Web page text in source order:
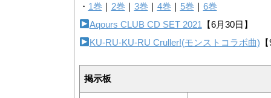
・ 1巻 ｜ 2巻 ｜ 3巻 ｜ 4巻 ｜ 5巻 ｜ 6巻
Aqours CLUB CD SET 2021 【6月30日】
KU-RU-KU-RU Cruller!(モンストコラボ曲)
掲示板